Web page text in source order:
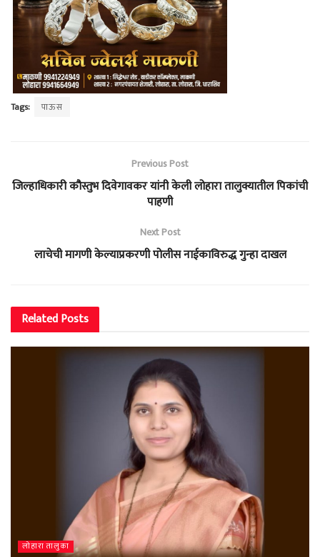
Tags: पाऊस
Previous Post
जिल्हाधिकारी कौस्तुभ दिवेगावकर यांनी केली लोहारा तालुक्यातील पिकांची
पाहणी
Next Post
लाचेची मागणी केल्याप्रकरणी पोलीस नाईकाविरुद्ध गुन्हा दाखल
RelatedPosts
लोहारा तालुका